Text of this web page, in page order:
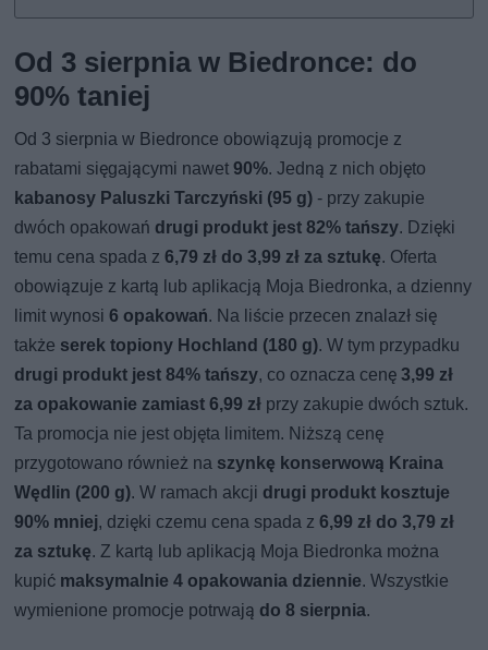
Od 3 sierpnia w Biedronce: do
90% taniej
Od 3 sierpnia w Biedronce obowiązują promocje z
rabatami sięgającymi nawet90%. Jedną z nich objęto
kabanosy Paluszki Tarczyński (95 g) - przy zakupie
dwóch opakowań drugi produkt jest 82% tańszy. Dzięki
temu cena spada z6,79 zł do 3,99 zł za sztukę. Oferta
obowiązuje z kartą lub aplikacją Moja Biedronka, a dzienny
limit wynosi6 opakowań. Na liście przecen znalazł się
także serek topiony Hochland (180 g). W tym przypadku
drugi produkt jest 84% tańszy, co oznacza cenę3,99 zł
za opakowanie zamiast 6,99 zł przy zakupie dwóch sztuk.
Ta promocja nie jest objęta limitem. Niższą cenę
przygotowano również na szynkę konserwową Kraina
Wędlin (200 g). W ramach akcji drugi produkt kosztuje
90% mniej, dzięki czemu cena spada z6,99 zł do 3,79 zł
za sztukę. Z kartą lub aplikacją Moja Biedronka można
kupić maksymalnie 4 opakowania dziennie. Wszystkie
wymienione promocje potrwają do 8 sierpnia.